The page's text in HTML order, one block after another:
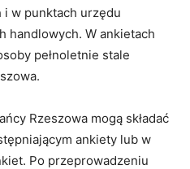
w punktach urzędu
handlowych. W ankietach
pełnoletnie stale
Rzeszowa mogą składać
ankiety lub w
Po przeprowadzeniu